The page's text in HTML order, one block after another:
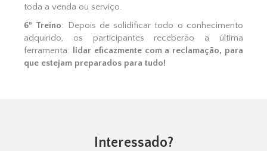
toda a venda ou serviço.
6º Treino: Depois de solidificar todo o conhecimento
adquirido, os participantes receberão a última
ferramenta:
lidar eficazmente com a reclamação, para
que estejam preparados para tudo!
Interessado?